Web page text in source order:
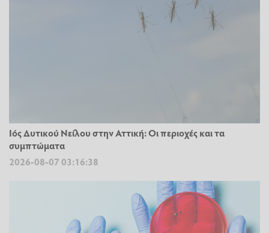
Ιός Δυτικού Νείλου στην Αττική: Οι περιοχές και τα
συμπτώματα
2026-08-07 03:16:38